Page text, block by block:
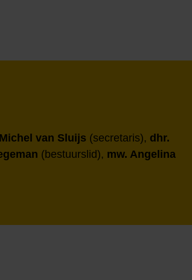
van Sluijs (secretaris), dhr.
(bestuurslid), mw. Angelina